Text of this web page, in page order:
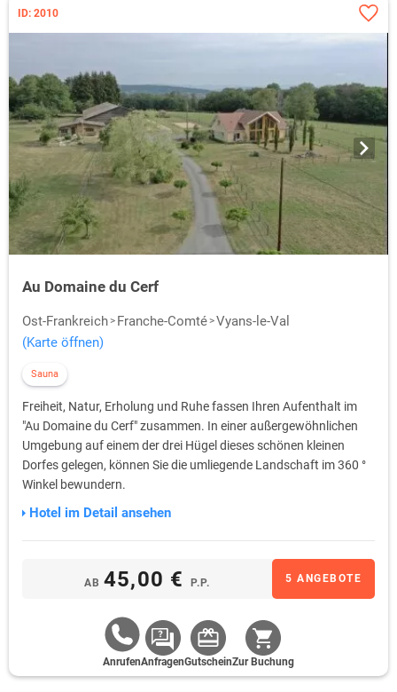
ID: 2010
Au Domaine du Cerf
Ost-Frankreich Franche-Comté Vyans-le-Val
(Karte öffnen)
Sauna
Freiheit, Natur, Erholung und Ruhe fassen Ihren Aufenthalt im
"Au Domaine du Cerf" zusammen. In einer außergewöhnlichen
Umgebung auf einem der drei Hügel dieses schönen kleinen
Dorfes gelegen, können Sie die umliegende Landschaft im 360 °
Winkel bewundern.
Hotel im Detail ansehen
AB 45,00 € P.P. 5 ANGEBOTE
AnrufenAnfragenGutscheinZur Buchung